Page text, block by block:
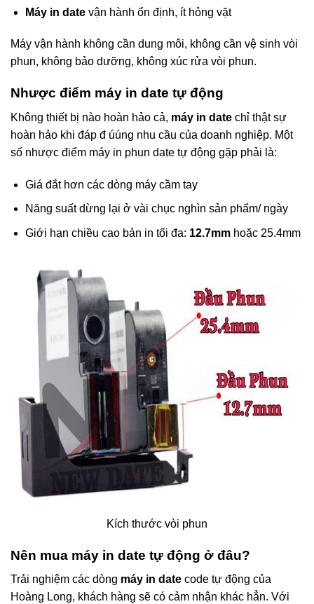
Máy in datevận hành ổn định, ít hỏng vặt
Máy vận hành không cần dung môi, không cần vệ sinh vòi
phun, không bảo dưỡng, không xúc rửa vòi phun.
Nhược điểm máy in date tự động
Không thiết bị nào hoàn hảo cả, máy in date chỉ thật sự
hoàn hảo khi đáp đ úúng nhu cầu của doanh nghiệp. Một
số nhược điểm máy in phun date tự động gặp phải là:
Giá đắt hơn các dòng máy cầm tay
Năng suất dừng lại ở vài chục nghìn sản phẩm/ ngày
Giới hạn chiều cao bản in tối đa: 12.7mmhoặc 25.4mm
Kích thước vòi phun
Nên mua máy in date tự động ở đâu?
Trải nghiệm các dòng máy in date code tự động của
Hoàng Long, khách hàng sẽ có cảm nhận khác hẳn. Với